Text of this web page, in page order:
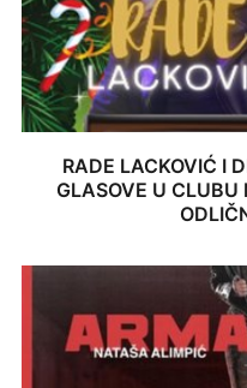
RADE LACKOVIĆ I
GLASOVE U